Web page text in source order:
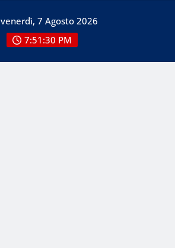
venerdì, 7 Agosto 2026
7:51:30 PM